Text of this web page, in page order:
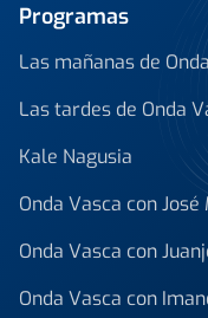
Programas
Las mañanas de
Las tardes de Onda
Kale Nagusia
Onda Vasca con
Onda Vasca con
Onda Vasca con